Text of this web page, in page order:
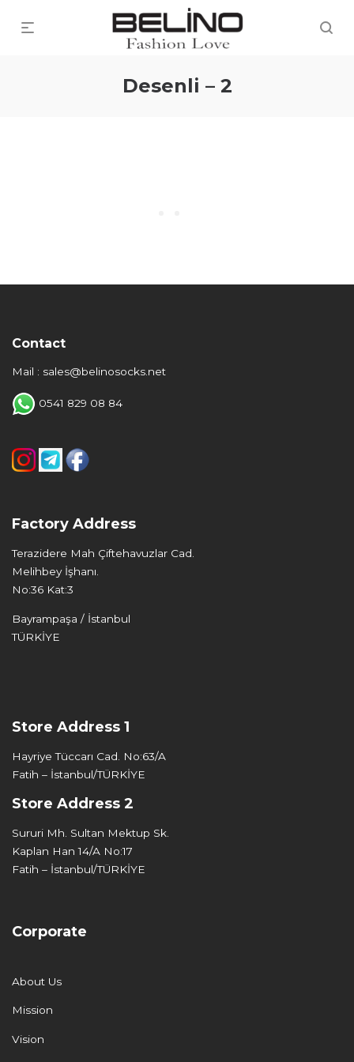
Desenli – 2
Contact
Mail : sales@belinosocks.net
0541 829 08 84
Factory Address
Terazidere Mah Çiftehavuzlar Cad.
Melihbey İşhanı.
No:36 Kat:3
Bayrampaşa / İstanbul
TÜRKİYE
Store Address 1
Hayriye Tüccarı Cad. No:63/A
Fatih – İstanbul/TÜRKİYE
Store Address 2
Sururi Mh. Sultan Mektup Sk.
Kaplan Han 14/A No:17
Fatih – İstanbul/TÜRKİYE
Corporate
About Us
Mission
Vision